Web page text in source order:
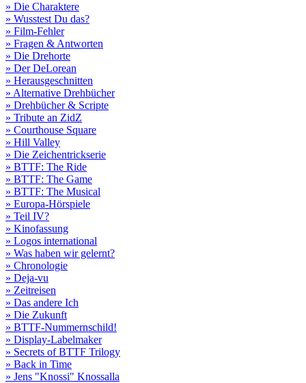
» Die Charaktere
» Wusstest Du das?
» Film-Fehler
» Fragen & Antworten
» Die Drehorte
» Der DeLorean
» Herausgeschnitten
» Alternative Drehbücher
» Drehbücher & Scripte
» Tribute an ZidZ
» Courthouse Square
» Hill Valley
» Die Zeichentrickserie
» BTTF: The Ride
» BTTF: The Game
» BTTF: The Musical
» Europa-Hörspiele
» Teil IV?
» Kinofassung
» Logos international
» Was haben wir gelernt?
» Chronologie
» Deja-vu
» Zeitreisen
» Das andere Ich
» Die Zukunft
» BTTF-Nummernschild!
» Display-Labelmaker
» Secrets of BTTF Trilogy
» Back in Time
» Jens "Knossi" Knossalla